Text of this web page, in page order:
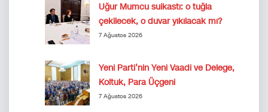
Uğur Mumcu suikastı: o tuğla
çekilecek, o duvar yıkılacak mı?
7 Ağustos 2026
Yeni Parti’nin Yeni Vaadi ve Delege,
Koltuk, Para Üçgeni
7 Ağustos 2026